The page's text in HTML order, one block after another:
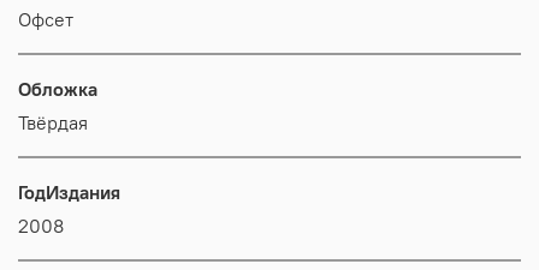
Офсет
Обложка
Твёрдая
ГодИздания
2008